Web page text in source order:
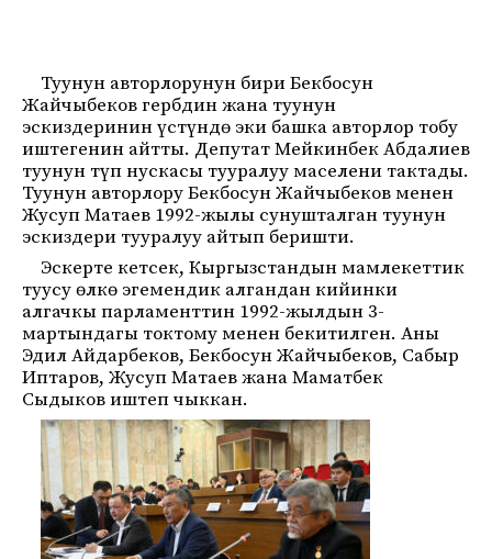
Туунун авторлорунун бири Бекбосун
Жайчыбеков гербдин жана туунун
эскиздеринин үстүндө эки башка авторлор тобу
иштегенин айтты. Депутат Мейкинбек Абдалиев
туунун түп нускасы тууралуу маселени тактады.
Туунун авторлору Бекбосун Жайчыбеков менен
Жусуп Матаев 1992-жылы сунушталган туунун
эскиздери тууралуу айтып беришти.
Эскерте кетсек, Кыргызстандын мамлекеттик
туусу өлкө эгемендик алгандан кийинки
алгачкы парламенттин 1992-жылдын 3-
мартындагы токтому менен бекитилген. Аны
Эдил Айдарбеков, Бекбосун Жайчыбеков, Сабыр
Иптаров, Жусуп Матаев жана Маматбек
Сыдыков иштеп чыккан.